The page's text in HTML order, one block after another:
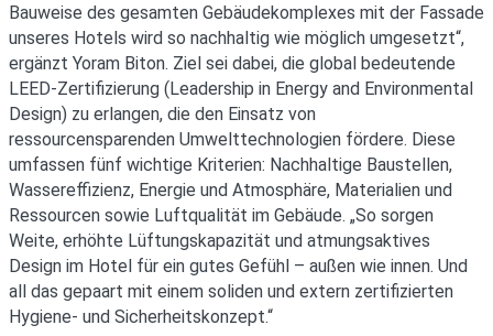
Bauweise des gesamten Gebäudekomplexes mit der Fassade
unseres Hotels wird so nachhaltig wie möglich umgesetzt“,
ergänzt Yoram Biton. Ziel sei dabei, die global bedeutende
LEED-Zertifizierung (Leadership in Energy and Environmental
Design) zu erlangen, die den Einsatz von
ressourcensparenden Umwelttechnologien fördere. Diese
umfassen fünf wichtige Kriterien: Nachhaltige Baustellen,
Wassereffizienz, Energie und Atmosphäre, Materialien und
Ressourcen sowie Luftqualität im Gebäude. „So sorgen
Weite, erhöhte Lüftungskapazität und atmungsaktives
Design im Hotel für ein gutes Gefühl – außen wie innen. Und
all das gepaart mit einem soliden und extern zertifizierten
Hygiene- und Sicherheitskonzept.“